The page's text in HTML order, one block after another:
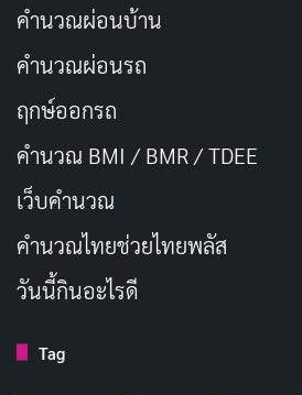
คำนวณผ่อนบ้าน
คำนวณผ่อนรถ
ฤกษ์ออกรถ
คำนวณ BMI / BMR / TDEE
เว็บคํานวณ
คํานวณไทยช่วยไทยพลัส
วันนี้กินอะไรดี
Tag